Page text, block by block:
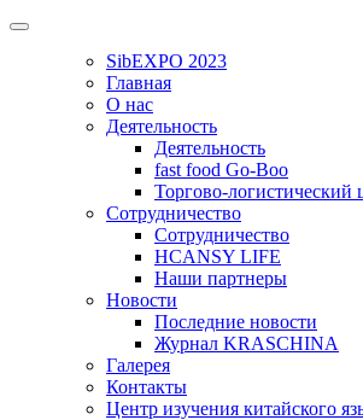
Skip
SibEXPO 2023
Главная
О нас
Деятельность
Деятельность
fast food Go-Boo
Торгово-логистический
Сотрудничество
Сотрудничество
HCANSY LIFE
Наши партнеры
Новости
Последние новости
Журнал KRASCHINA
Галерея
Контакты
Центр изучения китайского